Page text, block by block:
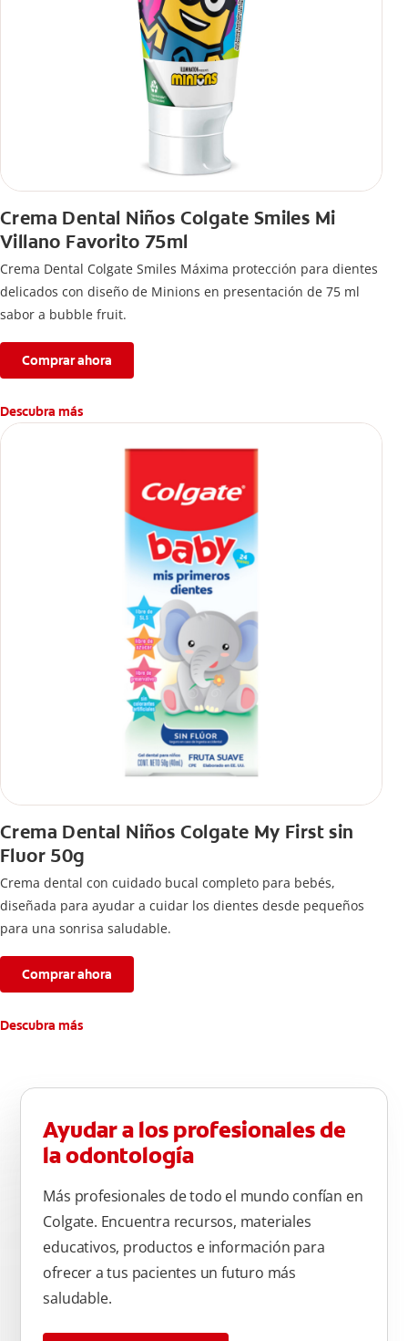
Crema Dental Niños Colgate Smiles Mi
Villano Favorito 75ml
Crema Dental Colgate Smiles Máxima protección para dientes
delicados con diseño de Minions en presentación de 75 ml
sabor a bubble fruit.
Comprar ahora
Descubra más
Crema Dental Niños Colgate My First sin
Fluor 50g
Crema dental con cuidado bucal completo para bebés,
diseñada para ayudar a cuidar los dientes desde pequeños
para una sonrisa saludable.
Comprar ahora
Descubra más
Ayudar a los profesionales de
la odontología
Más profesionales de todo el mundo confían en
Colgate. Encuentra recursos, materiales
educativos, productos e información para
ofrecer a tus pacientes un futuro más
saludable.